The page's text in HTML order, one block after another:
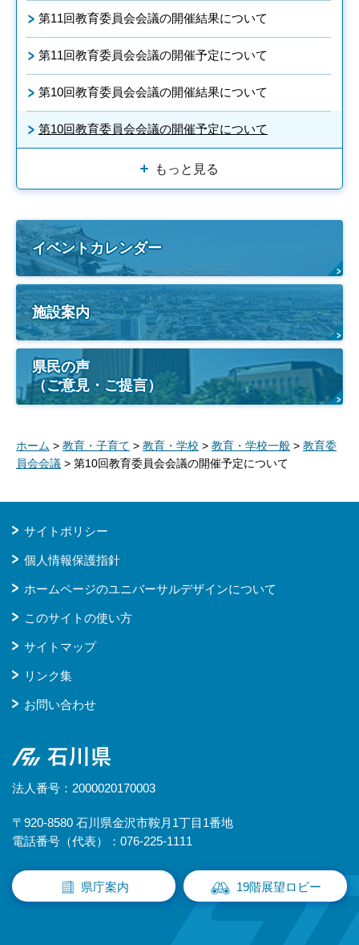
第11回教育委員会会議の開催結果について
第11回教育委員会会議の開催予定について
第10回教育委員会会議の開催結果について
第10回教育委員会会議の開催予定について
もっと見る
イベントカレンダー
施設案内
県民の声
（ご意見・ご提言）
ホーム > 教育・子育て > 教育・学校 > 教育・学校一般 > 教育委
員会会議 > 第10回教育委員会会議の開催予定について
サイトポリシー
個人情報保護指針
ホームページのユニバーサルデザインについて
このサイトの使い方
サイトマップ
リンク集
お問い合わせ
石川県
法人番号：2000020170003
〒920-8580 石川県金沢市鞍月1丁目1番地
電話番号（代表）：076-225-1111
県庁案内 19階展望ロビー